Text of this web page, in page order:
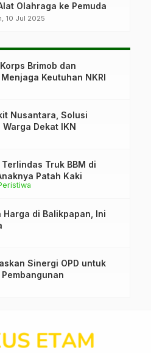
Olahraga ke Pemuda
10 Jul 2025
Brimob dan
Keutuhan NKRI
Nusantara, Solusi
Dekat IKN
Terlindas Truk BBM di
Patah Kaki
Harga di Balikpapan, Ini
Sinergi OPD untuk